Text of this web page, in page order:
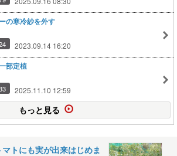
の寒冷紗を外す
2023.09.14 16:20
部定植
2025.11.10 12:59
もっと見る
トにも実が出来はじめま